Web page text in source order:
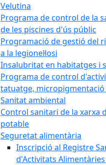
Velutina
Programa de control de la
de les piscines d'ús públic
Programació de gestió del
a la legionel·losi
Insalubritat en habitatges i
Programa de control
tatuatge,
Sanitat ambiental
Control sanitari de la xarxa
potable
Seguretat alimentària
Inscripció al Registre
d'Activitats